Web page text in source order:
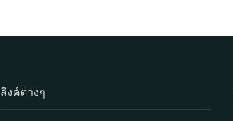
ลิงค์ต่างๆ